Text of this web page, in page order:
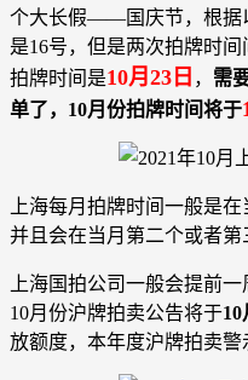
个大长假——国庆节，根据
是16号，但是两次拍牌时
拍牌时间是10月23日 ， 需
单了，10月份拍牌时间将于
上海每月拍牌时间一般是
并且会在当月第二个或者第
上海国拍公司一般会提前
10月份沪牌拍卖公告将于10
放额度，本年度沪牌拍卖警